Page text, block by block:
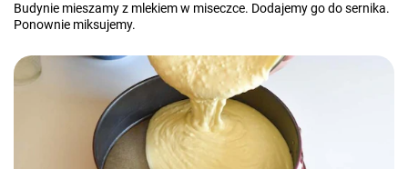
Budynie mieszamy z mlekiem w miseczce. Dodajemy go do sernika.
Ponownie miksujemy.